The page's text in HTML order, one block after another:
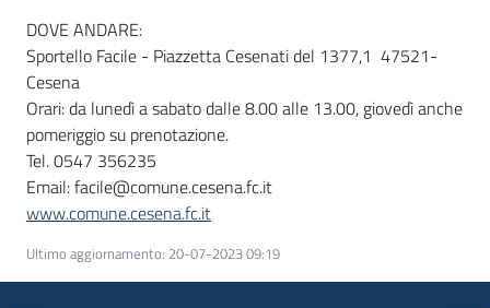
DOVE ANDARE:
Sportello Facile - Piazzetta Cesenati del 1377,1 47521-
Cesena
Orari: da lunedì a sabato dalle 8.00 alle 13.00, giovedì anche
pomeriggio su prenotazione.
Tel. 0547 356235
Email: facile@comune.cesena.fc.it
www.comune.cesena.fc.it
Ultimo aggiornamento: 20-07-2023 09:19